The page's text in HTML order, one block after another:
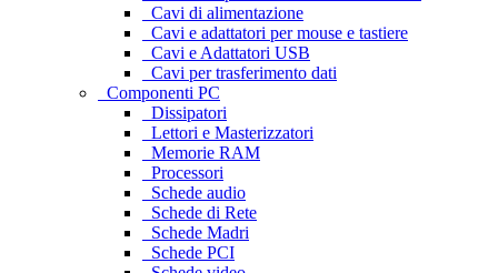
Cavi di alimentazione
Cavi e adattatori per mouse e tastiere
Cavi e Adattatori USB
Cavi per trasferimento dati
Componenti PC
Dissipatori
Lettori e Masterizzatori
Memorie RAM
Processori
Schede audio
Schede di Rete
Schede Madri
Schede PCI